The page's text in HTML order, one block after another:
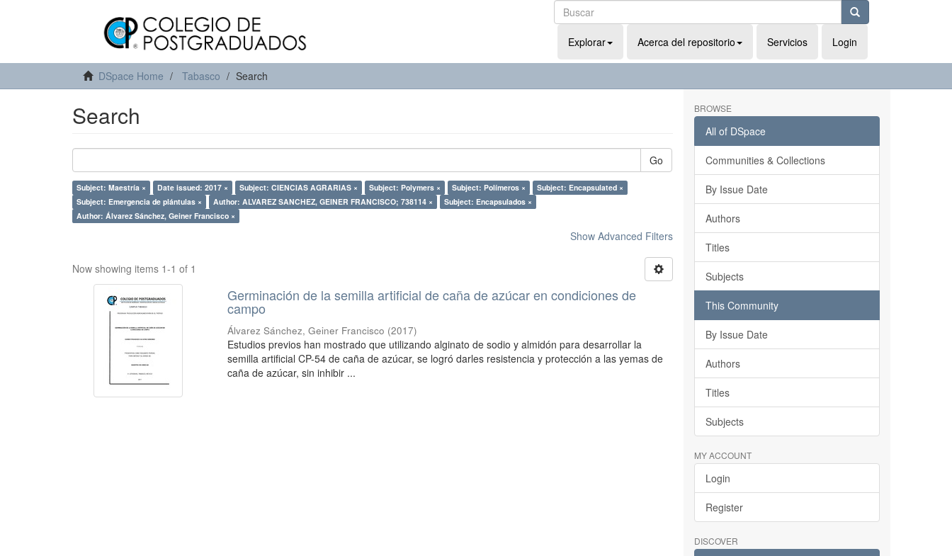
Explorar Acerca del repositorio Servicios Login
DSpace Home Tabasco Search
Search
Go
Subject: Maestría × Date issued: 2017 × Subject: CIENCIAS AGRARIAS × Subject: Polymers × Subject: Polímeros ×
Subject: Encapsulated ×
Subject: Emergencia de plántulas ×
Author: ALVAREZ SANCHEZ, GEINER FRANCISCO; 738114 ×
Subject: Encapsulados ×
Author: Álvarez Sánchez, Geiner Francisco ×
Show Advanced Filters
Now showing items 1-1 of 1
Germinación de la semilla artificial de caña de azúcar en condiciones de
campo
Álvarez Sánchez, Geiner Francisco (2017)
Estudios previos han mostrado que utilizando alginato de sodio y almidón para desarrollar la
semilla artificial CP-54 de caña de azúcar, se logró darles resistencia y protección a las yemas de
caña de azúcar, sin inhibir ...
BROWSE
All of DSpace
Communities & Collections
By Issue Date
Authors
Titles
Subjects
This Community
By Issue Date
Authors
Titles
Subjects
MY ACCOUNT
Login
Register
DISCOVER